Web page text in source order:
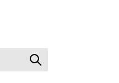
Suchen